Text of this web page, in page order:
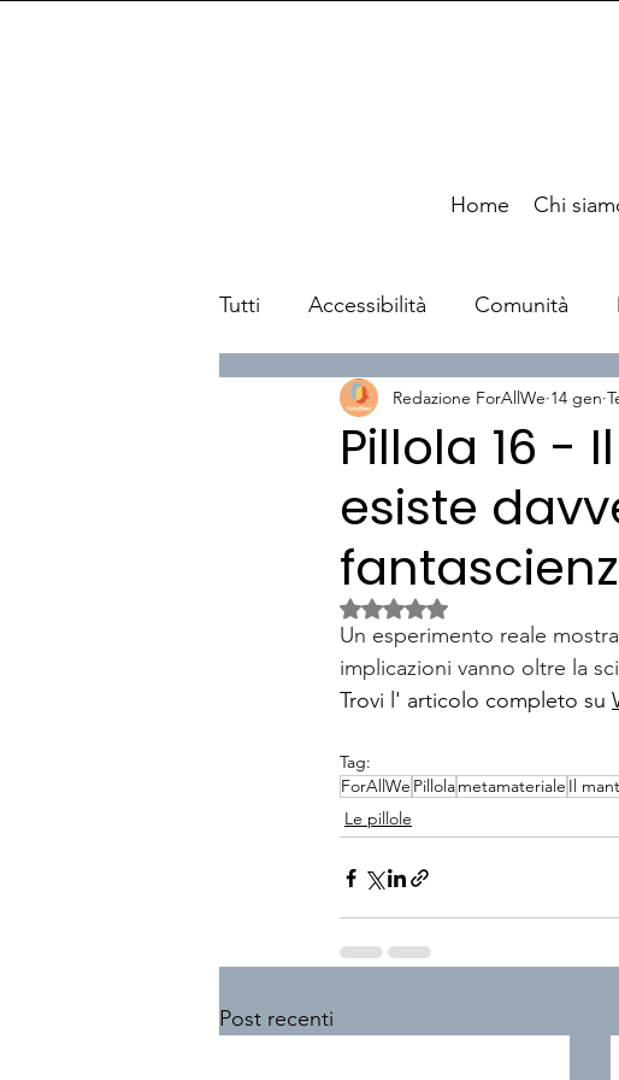
Home Chi
Tutti Accessibilità Comunità
Viaggi
Pillola 16 -
esiste
Redazione ForAllWe 14 gen
Valutazione NaN stelle su 5.
Un esperimento reale
implicazioni vanno oltre la
Trovi l' articolo completo su
Tag:
ForAllWe Pillolametamateriale Il
Le pillole
Post recenti